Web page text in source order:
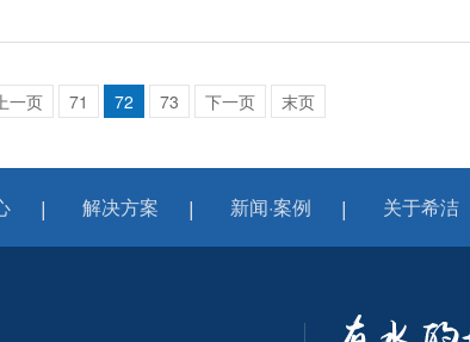
上一页 71 72 73 下一页 末页
解决方案 新闻·案例 关于希洁